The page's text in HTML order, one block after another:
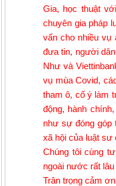
Gia, học thuật
chuyên gia pháp
vấn cho nhiều vụ
đưa tin, người
Như và
vụ mùa Covid,
tham ô, cố ý làm
động, hành
như sự đóng góp
xã hội của luật sư
Chúng tôi cùng
ngoài nước rất
Trân trọng cảm